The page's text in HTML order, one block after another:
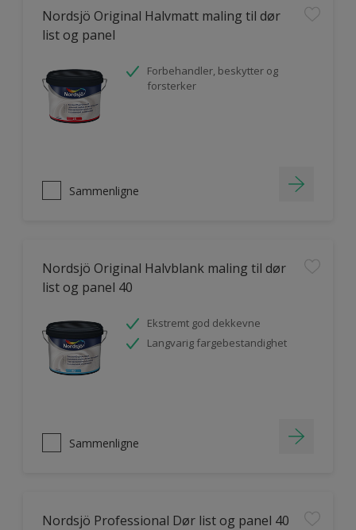
Nordsjö Original Halvmatt maling til dør
list og panel
Forbehandler, beskytter og
forsterker
Sammenligne
Nordsjö Original Halvblank maling til dør
list og panel 40
Ekstremt god dekkevne
Langvarig fargebestandighet
Sammenligne
Nordsjö Professional Dør list og panel 40